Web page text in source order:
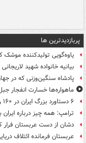
پربازدیدترین ها
یاوه‌گویی تولیدکننده موشک
بیانیه خانواده شهید
پادشاه سنگین‌وزنی که در
ماهواره‌ها خسارت انفجار
۶ دستاورد بزرگ ایران در ۱۶۰ روز رهبری رهبر انقلاب
ترامپ: همه چیز درباره
دشان از دست عربستان فرار
عربستان فرمانده ائتلاف